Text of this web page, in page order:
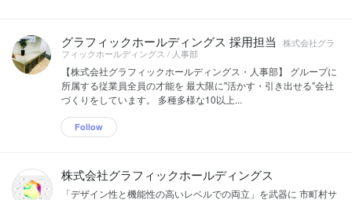
グラフィックホールディングス 採用担当
株式会社グラ
フィックホールディングス / 人事部
【株式会社グラフィックホールディングス・人事部】 グループに
所属する従業員全員の才能を 最大限に"活かす・引き出せる"会社
づくりをしています。 多種多様な10以上...
Follow
株式会社グラフィックホールディングス
「デザイン性と機能性の高いレベルでの両立」を武器に 市町村サ